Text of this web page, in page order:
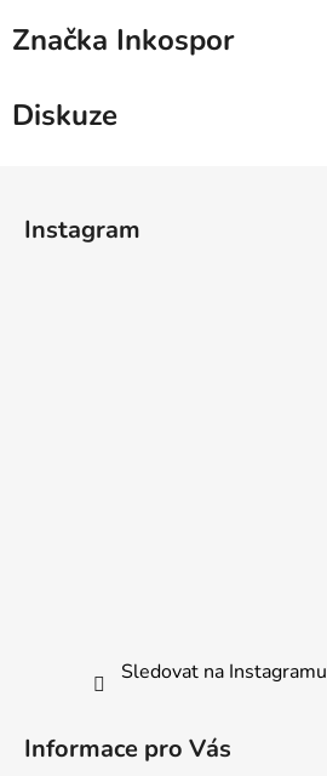
Značka Inkospor
Diskuze
Instagram
Sledovat na Instagramu
Informace pro Vás